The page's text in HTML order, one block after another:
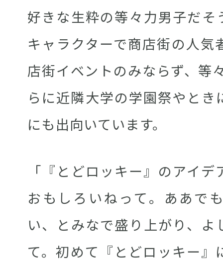
好きな生粋の等々力男子だそ
キャラクターで商店街の人気
店街イベントのみならず、等
らに近隣大学の学園祭やと
にも出向いています。
「『とどロッキー』のアイ
おもしろいねって。ああで
い、とみなで盛り上がり、よ
て。初めて『とどロッキー』